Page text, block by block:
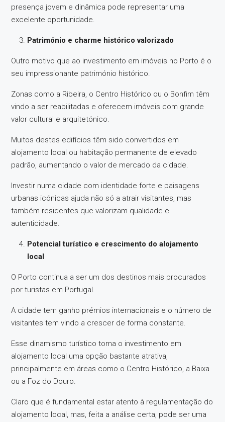
presença jovem e dinâmica pode representar uma
excelente oportunidade.
Património e charme histórico valorizado
Outro motivo que ao investimento em imóveis no Porto é o
seu impressionante património histórico.
Zonas como a Ribeira, o Centro Histórico ou o Bonfim têm
vindo a ser reabilitadas e oferecem imóveis com grande
valor cultural e arquitetónico.
Muitos destes edifícios têm sido convertidos em
alojamento local ou habitação permanente de elevado
padrão, aumentando o valor de mercado da cidade.
Investir numa cidade com identidade forte e paisagens
urbanas icónicas ajuda não só a atrair visitantes, mas
também residentes que valorizam qualidade e
autenticidade.
Potencial turístico e crescimento do alojamento
local
O Porto continua a ser um dos destinos mais procurados
por turistas em Portugal.
A cidade tem ganho prémios internacionais e o número de
visitantes tem vindo a crescer de forma constante.
Esse dinamismo turístico torna o investimento em
alojamento local uma opção bastante atrativa,
principalmente em áreas como o Centro Histórico, a Baixa
ou a Foz do Douro.
Claro que é fundamental estar atento à regulamentação do
alojamento local, mas, feita a análise certa, pode ser uma